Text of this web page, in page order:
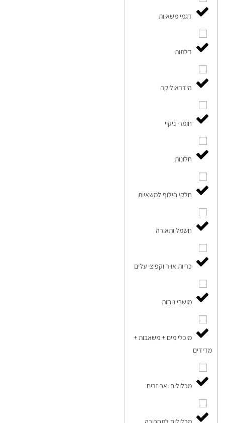
דגמי משאיות
דלתות
הידראוליקה
חומרי ניקוי
חלונות
חלקי חילוף למשאיות
חשמל ותאורה
כריות אויר וקפיצי עלים
מושבי נוחות
מיכלי מים + משאבות +
מדידים
מכלולים ואביזרים